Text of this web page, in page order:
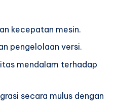
kecepatan mesin.
pengelolaan versi.
mendalam terhadap
secara mulus dengan